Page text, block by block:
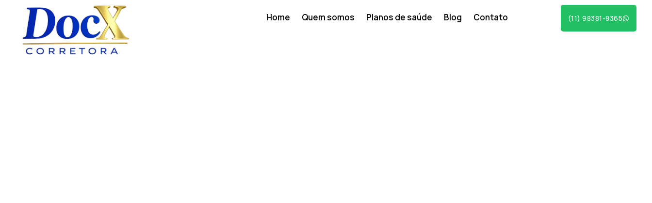
Home Quem somos Planos de saúde Blog Contato (11) 98381-8365